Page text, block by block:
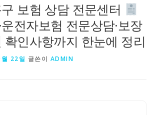
보험 상담 전문센터
전자보험 전문상담·보장
확인사항까지 한눈에 정리
22일 글쓴이 ADMIN